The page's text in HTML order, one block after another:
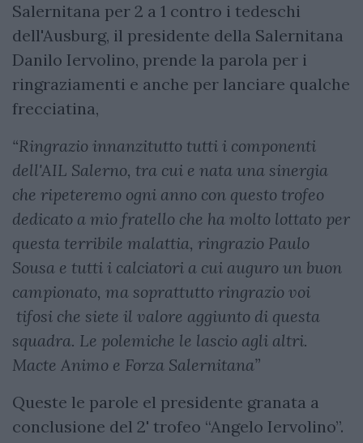
Salernitana per 2 a 1 contro i tedeschi
dell'Ausburg, il presidente della Salernitana
Danilo Iervolino, prende la parola per i
ringraziamenti e anche per lanciare qualche
frecciatina,
“Ringrazio innanzitutto tutti i componenti
dell'AIL Salerno, tra cui e nata una sinergia
che ripeteremo ogni anno con questo trofeo
dedicato a mio fratello che ha molto lottato per
questa terribile malattia, ringrazio Paulo
Sousa e tutti i calciatori a cui auguro un buon
campionato, ma soprattutto ringrazio voi
tifosi che siete il valore aggiunto di questa
squadra. Le polemiche le lascio agli altri.
Macte Animo e Forza Salernitana”
Queste le parole el presidente granata a
conclusione del 2' trofeo “Angelo Iervolino”.